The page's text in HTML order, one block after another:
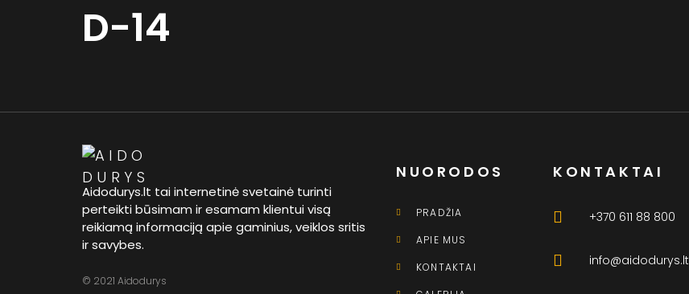
D-14
Aidodurys.lt tai internetinė svetainė turinti
perteikti būsimam ir esamam klientui visą
reikiamą informaciją apie gaminius, veiklos sritis
ir savybes.
© 2021 Aidodurys
NUORODOS
PRADŽIA
APIE MUS
KONTAKTAI
KONTAKTAI
+370 611 88 800
info@aidodurys.lt